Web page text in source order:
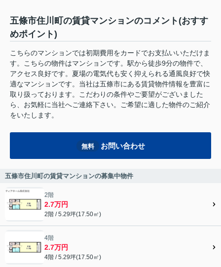
五條市住川町の賃貸マンションのコメント(おすす
めポイント)
こちらのマンションでは初期費用をカードでお支払いいただけま
す。こちらの物件はマンションです。駅から徒歩9分の物件で、
アクセス良好です。夏場の電気代も安く抑えられる通風良好で快
適なマンションです。当社は五條市にある賃貸物件情報を豊富に
取り扱っております。こだわりの条件やご要望がございました
ら、お気軽に当社へご連絡下さい。ご希望に適した物件のご紹介
をいたします。
無料 お問い合わせ
五條市住川町の賃貸マンションの募集中物件
2階
2.7万円
2階 / 5.29坪(17.50㎡)
4階
2.7万円
4階 / 5.29坪(17.50㎡)